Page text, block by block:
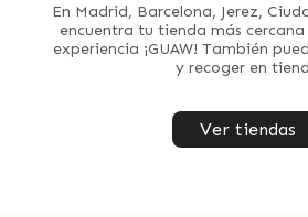
En Madrid, Barcelona, Jerez,
encuentra tu tienda más
experiencia ¡GUAW! También
y recoger en
Ver tiendas